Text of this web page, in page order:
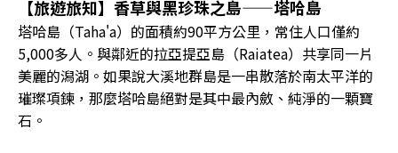
【旅遊旅知】香草與黑珍珠之島——塔哈島
塔哈島（Taha'a）的面積約90平方公里，常住人口僅約
5,000多人。與鄰近的拉亞提亞島（Raiatea）共享同一片
美麗的潟湖。如果說大溪地群島是一串散落於南太平洋的
璀璨項鍊，那麼塔哈島絕對是其中最內斂、純淨的一顆寶
石。